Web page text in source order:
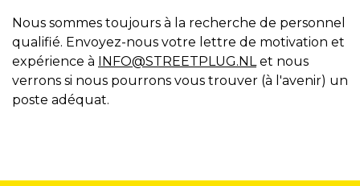
Nous sommes toujours à la recherche de personnel
qualifié. Envoyez-nous votre lettre de motivation et
expérience à
INFO@STREETPLUG.NLet nous
verrons si nous pourrons vous trouver (à l'avenir) un
poste adéquat.